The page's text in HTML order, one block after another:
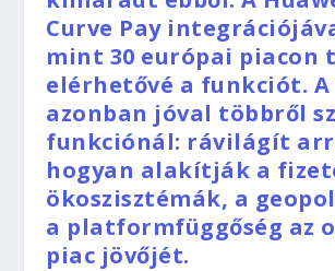
Curve Pay
mint 30 európai piacon
elérhetővé a funkciót. A
azonban jóval többről
funkciónál: rávilágít
hogyan alakítják a
ökoszisztémák, a
a platformfüggőség az
piac jövőjét.